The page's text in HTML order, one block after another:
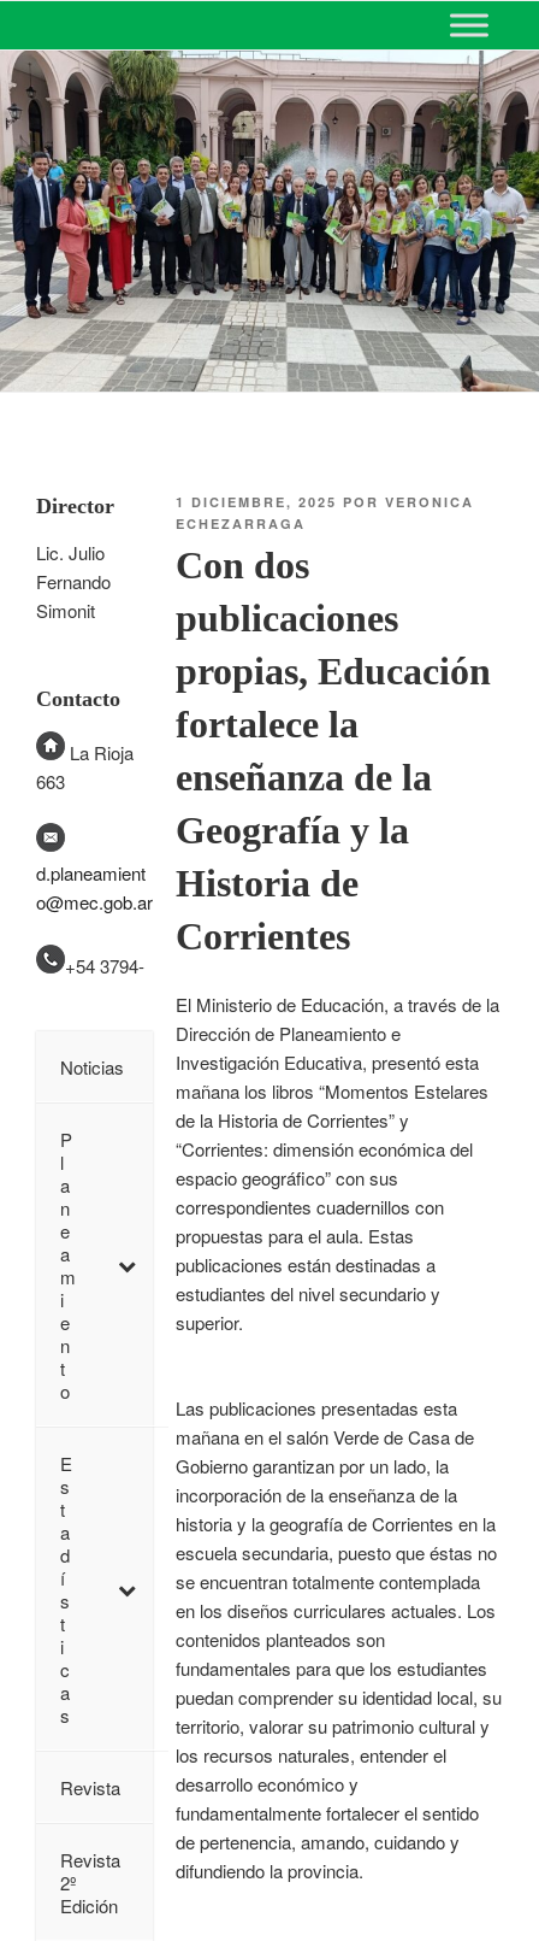
MINISTERIO DE EDUCACIÓN
DE CORRIENTES
1 DICIEMBRE, 2025 PORVERONICA
ECHEZARRAGA
Con dos
publicaciones
propias, Educación
fortalece la
enseñanza de la
Geografía y la
Historia de
Corrientes
El Ministerio de Educación, a través de la
Dirección de Planeamiento e
Investigación Educativa, presentó esta
mañana los libros “Momentos Estelares
de la Historia de Corrientes” y
“Corrientes: dimensión económica del
espacio geográfico” con sus
correspondientes cuadernillos con
propuestas para el aula. Estas
publicaciones están destinadas a
estudiantes del nivel secundario y
superior.
Las publicaciones presentadas esta
mañana en el salón Verde de Casa de
Gobierno garantizan por un lado, la
incorporación de la enseñanza de la
historia y la geografía de Corrientes en la
escuela secundaria, puesto que éstas no
se encuentran totalmente contemplada
en los diseños curriculares actuales. Los
contenidos planteados son
fundamentales para que los estudiantes
puedan comprender su identidad local, su
territorio, valorar su patrimonio cultural y
los recursos naturales, entender el
desarrollo económico y
fundamentalmente fortalecer el sentido
de pertenencia, amando, cuidando y
difundiendo la provincia.
Director
Lic. Julio
Fernando
Simonit
Contacto
La Rioja
663
d.planeamient
o@mec.gob.ar
+54 3794-
Noticias
P
l
a
n
e
a
m
i
e
n
t
o
E
s
t
a
d
í
s
t
i
c
a
s
Revista
Revista
2º
Edición